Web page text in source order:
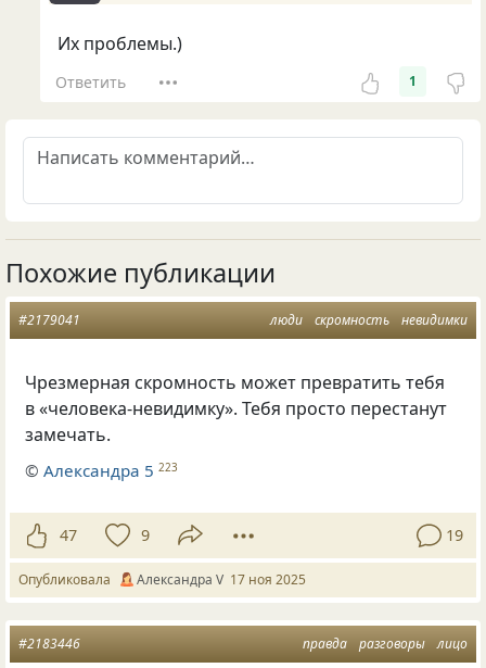
Их проблемы.)
Ответить 1
Похожие публикации
люди скромность невидимки
#2179041
Чрезмерная скромность может превратить тебя
в «человека-невидимку». Тебя просто перестанут
замечать.
©Александра 5 223
47 9 19
Опубликовала Александра V 17 ноя 2025
правда разговоры лицо
#2183446